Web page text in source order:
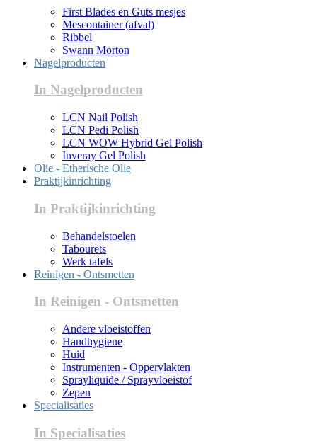
First Blades en Guts mesjes
Mescontainer (afval)
Ribbel
Swann Morton
Nagelproducten
In Nagelproducten
LCN Nail Polish
LCN Pedi Polish
LCN WOW Hybrid Gel Polish
Inveray Gel Polish
Olie - Etherische Olie
Praktijkinrichting
In Praktijkinrichting
Behandelstoelen
Tabourets
Werk tafels
Reinigen - Ontsmetten
In Reinigen - Ontsmetten
Andere vloeistoffen
Handhygiene
Huid
Instrumenten - Oppervlakten
Sprayliquide / Sprayvloeistof
Zepen
Specialisaties
In Specialisaties